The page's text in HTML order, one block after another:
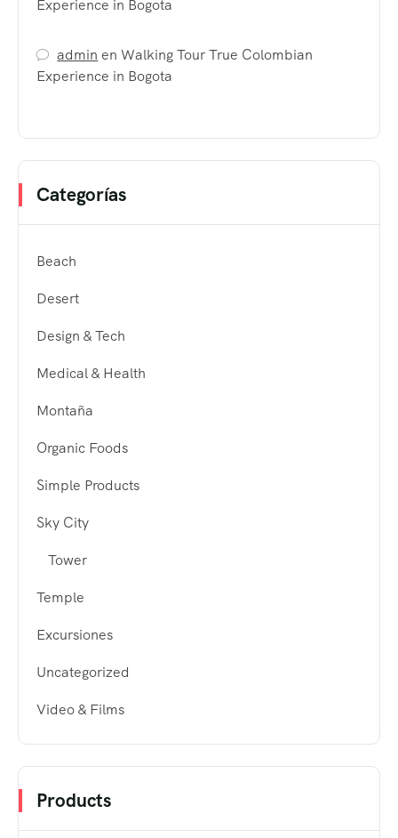
Experience in Bogota
admin enWalking Tour True Colombian
Experience in Bogota
Categorías
Beach
Desert
Design & Tech
Medical & Health
Montaña
Organic Foods
Simple Products
Sky City
Tower
Temple
Excursiones
Uncategorized
Video & Films
Products